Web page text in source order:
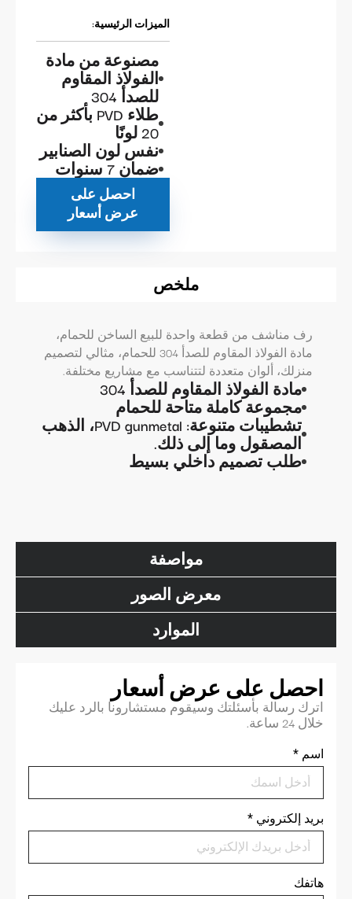
الميزات الرئيسية:
مصنوعة من مادة
الفولاذ المقاوم
للصدأ 304
طلاء PVD بأكثر من
20 لونًا
نفس لون الصنابير
ضمان 7 سنوات
احصل على
عرض أسعار
ملخص
مواصفة
معرض الصور
الموارد
رف مناشف من قطعة واحدة للبيع الساخن للحمام،
مادة الفولاذ المقاوم للصدأ 304 للحمام، مثالي لتصميم
منزلك، ألوان متعددة لتتناسب مع مشاريع مختلفة.
مادة الفولاذ المقاوم للصدأ 304
مجموعة كاملة متاحة للحمام
تشطيبات متنوعة: PVD gunmetal، الذهب
المصقول وما إلى ذلك.
طلب تصميم داخلي بسيط
احصل على عرض أسعار
اترك رسالة بأسئلتك وسيقوم مستشارونا بالرد عليك
خلال 24 ساعة.
اسم *
بريد إلكتروني *
هاتفك